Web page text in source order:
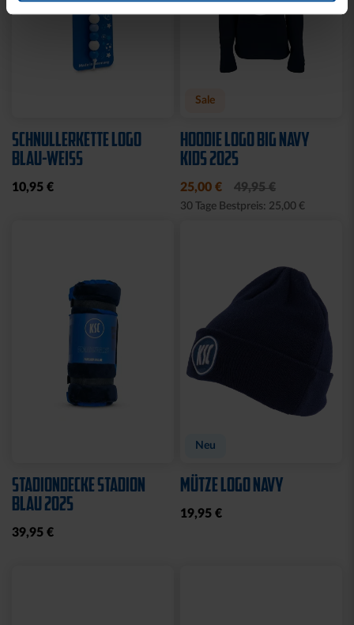
SCHNULLERKETTE LOGO
BLAU-WEISS
10,95 €
Sale
HOODIE LOGO BIG NAVY
KIDS 2025
25,00 € 49,95 €
30 Tage Bestpreis: 25,00 €
STADIONDECKE STADION
BLAU 2025
39,95 €
Neu
MÜTZE LOGO NAVY
19,95 €